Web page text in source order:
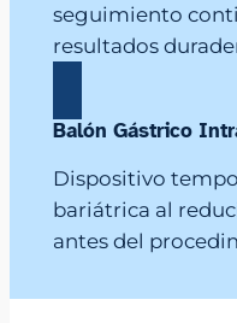
seguimiento
resultados
Balón Gástrico
Dispositivo
bariátrica al
antes del